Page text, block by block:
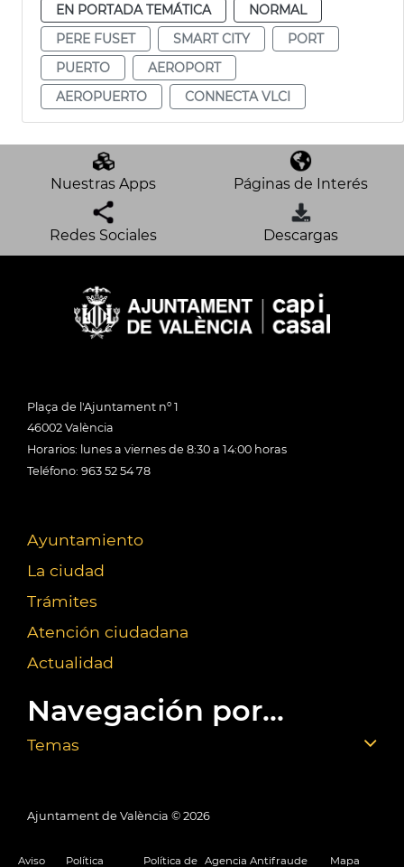
EN PORTADA TEMÁTICA
NORMAL
PERE FUSET
SMART CITY
PORT
PUERTO
AEROPORT
AEROPUERTO
CONNECTA VLCI
Nuestras Apps Páginas de Interés
Redes Sociales Descargas
Plaça de l'Ajuntament nº 1
46002 València
Horarios: lunes a viernes de 8:30 a 14:00 horas
Teléfono: 963 52 54 78
Ayuntamiento
La ciudad
Trámites
Atención ciudadana
Actualidad
Navegación por...
Temas
Ajuntament de València © 2026
Aviso Política Política de Agencia Antifraude Mapa